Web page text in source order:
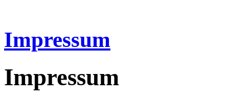
Impressum
Impressum